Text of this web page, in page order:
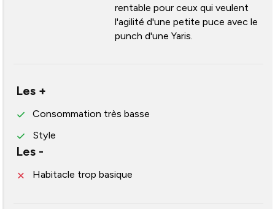
rentable pour ceux qui veulent
l'agilité d'une petite puce avec le
punch d'une Yaris.
Les +
Consommation très basse
Style
Les -
Habitacle trop basique